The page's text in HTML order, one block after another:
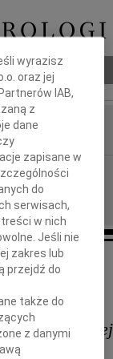
Kotowskiej
wyrazisz
oraz jej
IAB,
z
dane
zapisane w
do
serwisach,
w nich
Jeśli nie
zakres lub
przejdź do
także do
z danymi